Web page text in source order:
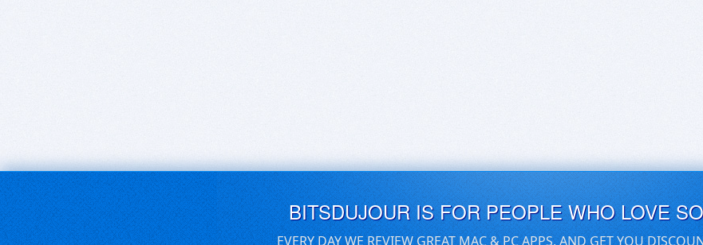
BITSDUJOUR IS FOR PEOPLE WHO LOVE
EVERY DAY WE REVIEW GREAT MAC & PC APPS, AND GET YOU